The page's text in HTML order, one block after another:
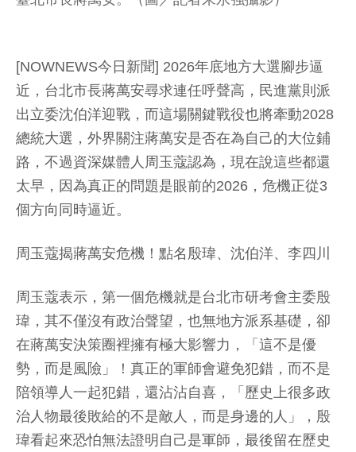
[NOWNEWS今日新聞] 2026年底地方大選腳步逼
近，台北市長蔣萬安尋求連任呼聲高，民進黨則派
出立委沈伯洋迎戰，而這場關鍵戰役也將牽動2028
總統大選，外界關注蔣萬安是否在為自己的大位鋪
路，不過資深媒體人周玉蔻認為，現在說這些都還
太早，因為真正的問題是眼前的2026，危機正從3
個方向同時逼近。
周玉蔻揭蔣萬安危機！點名殷瑋、沈伯洋、李四川
周玉蔻表示，第一個危機就是台北市研考會主委殷
瑋，其不僅沒有政治聲望，也無地方派系基礎，卻
在蔣萬安決策圈裡擁有極大影響力，「這不是優
勢，而是風險」！真正的軍師會避免犯錯，而不是
陪領導人一起犯錯，還沾沾自喜，「歷史上很多政
治人物最後敗給的不是敵人，而是身邊的人」，殷
瑋看起來恐怕無法證明自己是軍師，最後留在歷史